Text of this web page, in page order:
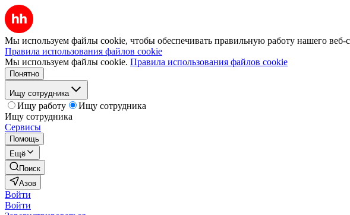
Мы используем файлы cookie, чтобы обеспечивать правильную работу нашего веб-
Правила использования файлов cookie
Мы используем файлы cookie. Правила использования файлов cookie
Понятно
Ищу сотрудника
Ищу работу
Ищу сотрудника
Ищу сотрудника
Сервисы
Помощь
Ещё
Поиск
Азов
Войти
Войти